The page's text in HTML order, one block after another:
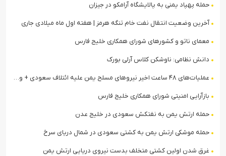
حمله پهپاد یمنی به پالایشگاه آرامکو در جیزان
آخرین وضعیت انتقال نفت خام تنگه هرمز | هفته اول ماه میلادی جاری
معمای ناتو و کشورهای شورای همکاری خلیج فارس
دانش نظامی: ناوشکن کلاس آرلی بورک
عملیات‌های ۴۸ ساعت اخیر نیروهای مسلح یمن علیه ائتلاف سعودی + ویدیو
بازآرایی امنیتی شورای همکاری خلیج فارس
حمله ارتش یمن به نفتکش سعودی در خلیج عدن
حمله موشکی ارتش یمن به کشتی سعودی در شمال دریای سرخ
غرق شدن اولین کشتی متخلف بدست نیروی دریایی ارتش یمن